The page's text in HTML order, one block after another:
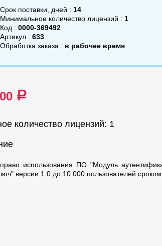
Срок поставки, дней : 14
Минимальное количество лицензий : 1
Код : 0000-369492
Артикул : 633
Обработка заказа : в рабочее время
a
количество лицензий: 1
использования ПО "Модуль
версии 1.0 до 10 000 пользователей